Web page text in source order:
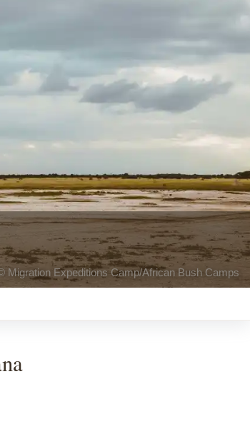
Migration Expeditions Camp/African Bush Camps